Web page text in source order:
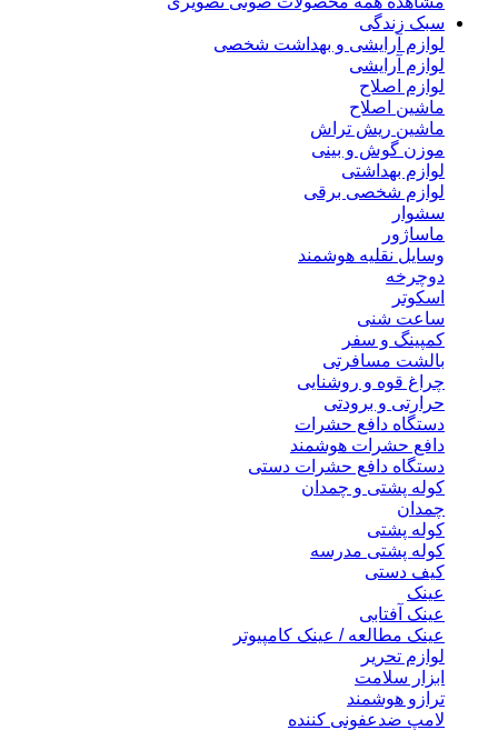
سبک زندگی
لوازم آرایشی و بهداشت شخصی
لوازم آرایشی
لوازم اصلاح
ماشین اصلاح
ماشین ریش تراش
موزن گوش و بینی
لوازم بهداشتی
لوازم شخصی برقی
سشوار
ماساژور
وسایل نقلیه هوشمند
دوچرخه
اسکوتر
ساعت شنی
کمپینگ و سفر
بالشت مسافرتی
چراغ قوه و روشنایی
حرارتی و برودتی
دستگاه دافع حشرات
دافع حشرات هوشمند
دستگاه دافع حشرات دستی
کوله پشتی و چمدان
چمدان
کوله پشتی
کوله پشتی مدرسه
کیف دستی
عینک
عینک آفتابی
عینک مطالعه / عینک کامپیوتر
لوازم تحریر
ابزار سلامت
ترازو هوشمند
لامپ ضدعفونی کننده